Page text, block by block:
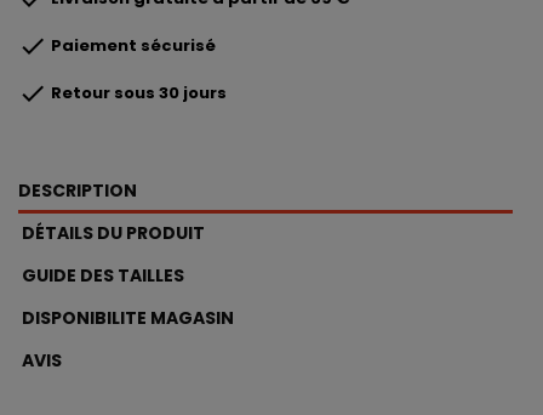
 Paiement sécurisé
 Retour sous 30 jours
DESCRIPTION
DÉTAILS DU PRODUIT
GUIDE DES TAILLES
DISPONIBILITE MAGASIN
AVIS